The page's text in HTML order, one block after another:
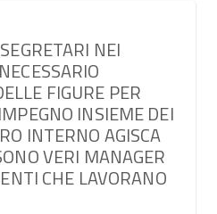
NEI
FIGURE PER
INSIEME DEI
INTERNO AGISCA
VERI MANAGER
CHE LAVORANO